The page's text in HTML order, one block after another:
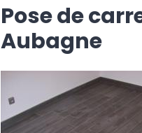
Pose de
Aubagne